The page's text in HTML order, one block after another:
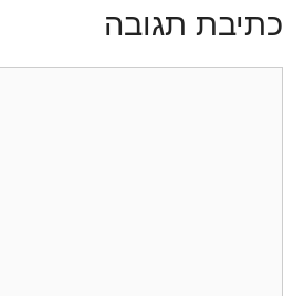
כתיבת תגובה